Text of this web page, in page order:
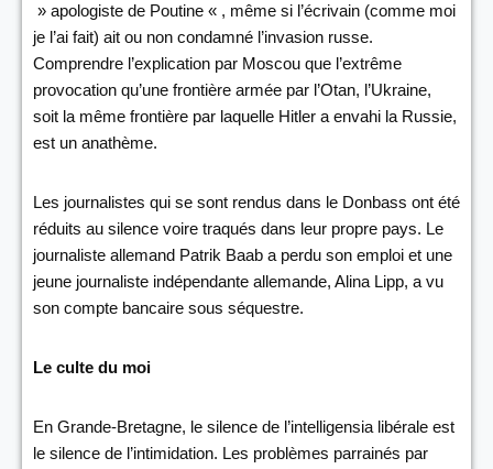
» apologiste de Poutine « , même si l’écrivain (comme moi
je l’ai fait) ait ou non condamné l’invasion russe.
Comprendre l’explication par Moscou que l’extrême
provocation qu’une frontière armée par l’Otan, l’Ukraine,
soit la même frontière par laquelle Hitler a envahi la Russie,
est un anathème.
Les journalistes qui se sont rendus dans le Donbass ont été
réduits au silence voire traqués dans leur propre pays. Le
journaliste allemand Patrik Baab a perdu son emploi et une
jeune journaliste indépendante allemande, Alina Lipp, a vu
son compte bancaire sous séquestre.
Le culte du moi
En Grande-Bretagne, le silence de l’intelligensia libérale est
le silence de l’intimidation. Les problèmes parrainés par